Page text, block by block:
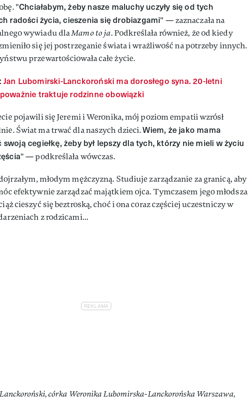
"Chciałabym, żeby nasze maluchy uczyły się od tych
radości życia, cieszenia się drobiazgami" — zaznaczała na
wywiadu dlaMamo to ja. Podkreślała również, że od kiedy
się jej postrzeganie świata i wrażliwość na potrzeby innych.
przewartościowała całe życie.
Jan Lubomirski-Lanckoroński ma dorosłego syna. 20-letni
traktuje rodzinne obowiązki
pojawili się Jeremi i Weronika, mój poziom empatii wzrósł
Świat ma trwać dla naszych dzieci.Wiem, że jako mama
swoją cegiełkę, żeby był lepszy dla tych, którzy nie mieli w życiu
" — podkreślała wówczas.
młodym mężczyzną. Studiuje zarządzanie za granicą, aby
efektywnie zarządzać majątkiem ojca. Tymczasem jego młodsza
cieszyć się beztroską, choć i ona coraz częściej uczestniczy w
z rodzicami...
córka Weronika Lubomirska-Lanckorońska Warszawa,